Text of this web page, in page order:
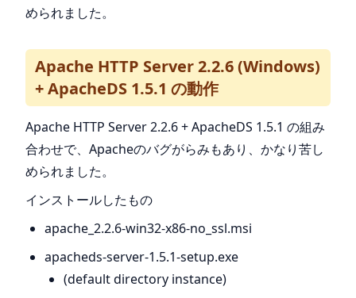
められました。
Apache HTTP Server 2.2.6 (Windows)
+ ApacheDS 1.5.1 の動作
Apache HTTP Server 2.2.6 + ApacheDS 1.5.1 の組み
合わせで、Apacheのバグがらみもあり、かなり苦し
められました。
インストールしたもの
apache_2.2.6-win32-x86-no_ssl.msi
apacheds-server-1.5.1-setup.exe
(default directory instance)